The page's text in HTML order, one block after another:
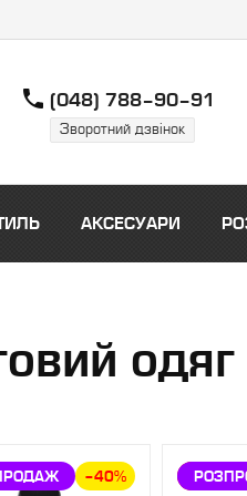
phone (048) 788–90–91
Зворотний дзвінок
АКСЕСУАРИ
одяг
–40%